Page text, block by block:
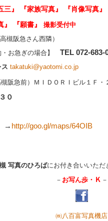
三』 『家族写真』 『肖像写真』
』 『願書』
撮影受付中
槻阪急さん西隣）
・お急ぎの場合】 TEL 072-683-
takatuki@yaotomi.co.jp
槻阪急前）
ＭＩＤＯＲＩビル１Ｆ・
０
→ http://goo.gl/maps/64OIB
写真のひろばにお付き合いいただ
－ お写ん歩・ Ｋ －
㈱八百富写真機店